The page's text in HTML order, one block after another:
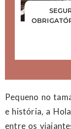
Pequeno no
e história, a
entre os